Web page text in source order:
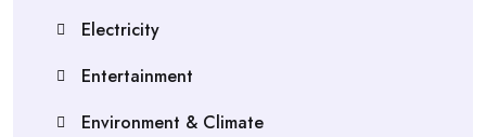
Electricity
Entertainment
Environment & Climate